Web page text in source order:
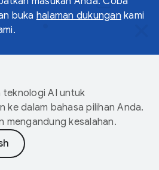
buka halaman dukungan kami
teknologi AI untuk
ke dalam bahasa pilihan Anda.
mengandung kesalahan.